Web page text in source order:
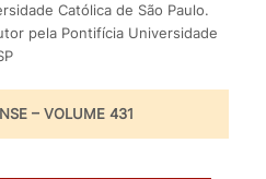
Católica de São Paulo.
pela Pontifícia Universidade
– VOLUME 431